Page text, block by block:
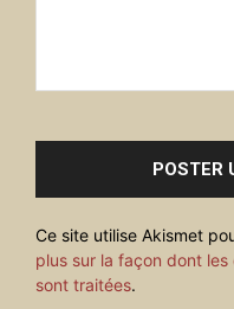
Ce site utilise Akismet
plus sur la façon dont
sont traitées.